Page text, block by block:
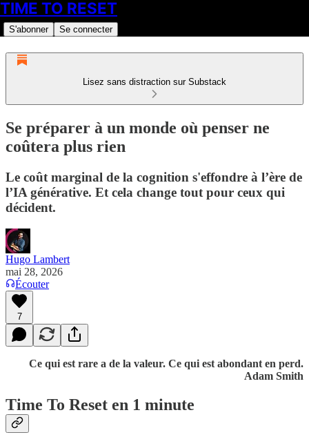
TIME TO RESET
S'abonner Se connecter
Lisez sans distraction sur Substack
Se préparer à un monde où penser ne
coûtera plus rien
Le coût marginal de la cognition s'effondre à l’ère de
l’IA générative. Et cela change tout pour ceux qui
décident.
Hugo Lambert
mai 28, 2026
Écouter
7
Ce qui est rare a de la valeur. Ce qui est abondant en perd.
Adam Smith
Time To Reset en 1 minute